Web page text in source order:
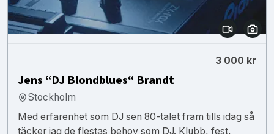
3 000 kr
Jens “DJ Blondblues“ Brandt
Stockholm
Med erfarenhet som DJ sen 80-talet fram tills idag så
täcker jag de flestas behov som DJ. Klubb, fest,